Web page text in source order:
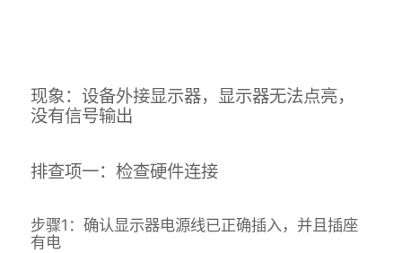
现象：设备外接显示器，显示器无法点亮，
没有信号输出
排查项一：检查硬件连接
步骤1：确认显示器电源线已正确插入，并且插座
有电